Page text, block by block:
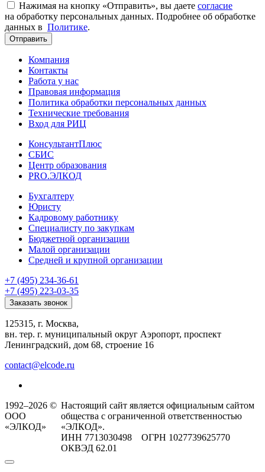
Нажимая на кнопку «Отправить», вы даете согласие
на обработку персональных данных. Подробнее об обработке
данных в Политике.
Отправить
Компания
Контакты
Работа у нас
Правовая информация
Политика обработки персональных данных
Технические требования
Вход для РИЦ
КонсультантПлюс
СБИС
Центр образования
PRO.ЭЛКОД
Бухгалтеру
Юристу
Кадровому работнику
Специалисту по закупкам
Бюджетной организации
Малой организации
Средней и крупной организации
+7 (495) 234-36-61
+7 (495) 223-03-35
Заказать звонок
125315, г. Москва,
вн. тер. г. муниципальный округ Аэропорт, проспект
Ленинградский, дом 68, строение 16
contact@elcode.ru
1992–2026 ©
ООО
«ЭЛКОД»
Настоящий сайт является официальным сайтом
общества с ограниченной ответственностью
«ЭЛКОД».
ИНН 7713030498 ОГРН 1027739625770
ОКВЭД 62.01